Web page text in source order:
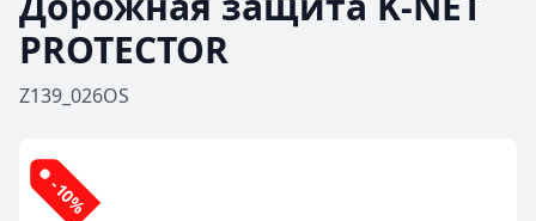
PROTECTOR
Z139_026OS
-10%